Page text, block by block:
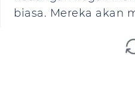
biasa. Mereka akan